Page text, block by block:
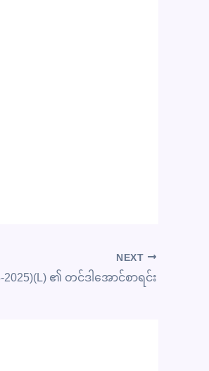
NEXT
2025)(L) ၏ တင်ဒါအောင်စာရင်း